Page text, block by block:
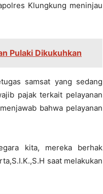
Klungkung meninjau
Pulaki Dikukuhkan
samsat yang sedang
pajak terkait pelayanan
bahwa pelayanan
kita, mereka berhak
saat melakukan